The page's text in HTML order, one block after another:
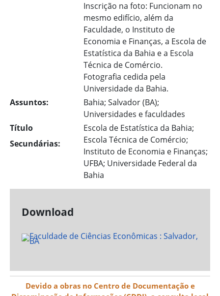
Inscrição na foto: Funcionam no
mesmo edifício, além da
Faculdade, o Instituto de
Economia e Finanças, a Escola de
Estatística da Bahia e a Escola
Técnica de Comércio.
Fotografia cedida pela
Universidade da Bahia.
Assuntos:
Bahia; Salvador (BA);
Universidades e faculdades
Título
Secundárias:
Escola de Estatística da Bahia;
Escola Técnica de Comércio;
Instituto de Economia e Finanças;
UFBA; Universidade Federal da
Bahia
Download
Devido a obras no Centro de Documentação e